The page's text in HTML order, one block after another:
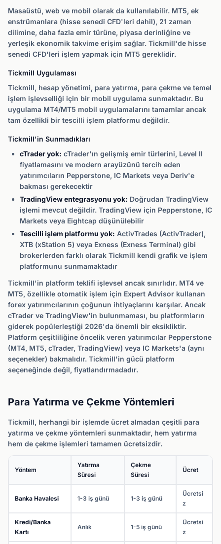
Masaüstü, web ve mobil olarak da kullanılabilir. MT5, ek
enstrümanlara (hisse senedi CFD'leri dahil), 21 zaman
dilimine, daha fazla emir türüne, piyasa derinliğine ve
yerleşik ekonomik takvime erişim sağlar. Tickmill'de hisse
senedi CFD'leri işlem yapmak için MT5 gereklidir.
Tickmill Uygulaması
Tickmill, hesap yönetimi, para yatırma, para çekme ve temel
işlem işlevselliği için bir mobil uygulama sunmaktadır. Bu
uygulama MT4/MT5 mobil uygulamalarını tamamlar ancak
tam özellikli bir tescilli işlem platformu değildir.
Tickmill'in Sunmadıkları
cTrader yok: cTrader'ın gelişmiş emir türlerini, Level II
fiyatlamasını ve modern arayüzünü tercih eden
yatırımcıların Pepperstone, IC Markets veya Deriv'e
bakması gerekecektir
TradingView entegrasyonu yok: Doğrudan TradingView
işlemi mevcut değildir. TradingView için Pepperstone, IC
Markets veya Eightcap düşünülebilir
Tescilli işlem platformu yok: ActivTrades (ActivTrader),
XTB (xStation 5) veya Exness (Exness Terminal) gibi
brokerlerden farklı olarak Tickmill kendi grafik ve işlem
platformunu sunmamaktadır
Tickmill'in platform teklifi işlevsel ancak sınırlıdır. MT4 ve
MT5, özellikle otomatik işlem için Expert Advisor kullanan
forex yatırımcılarının çoğunun ihtiyaçlarını karşılar. Ancak
cTrader ve TradingView'in bulunmaması, bu platformların
giderek popülerleştiği 2026'da önemli bir eksikliktir.
Platform çeşitliliğine öncelik veren yatırımcılar Pepperstone
(MT4, MT5, cTrader, TradingView) veya IC Markets'a (aynı
seçenekler) bakmalıdır. Tickmill'in gücü platform
seçeneğinde değil, fiyatlandırmadadır.
Para Yatırma ve Çekme Yöntemleri
Tickmill, herhangi bir işlemde ücret almadan çeşitli para
yatırma ve çekme yöntemleri sunmaktadır, hem yatırma
hem de çekme işlemleri tamamen ücretsizdir.
Yöntem
Yatırma
Süresi
Çekme
Süresi
Ücret
Banka Havalesi 1-3 iş günü 1-3 iş günü
Ücretsi
z
Kredi/Banka
Kartı
Anlık 1-5 iş günü
Ücretsi
z